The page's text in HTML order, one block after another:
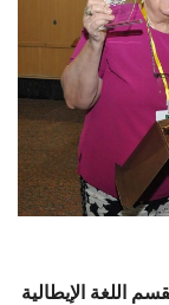
اللغة الإيطالية